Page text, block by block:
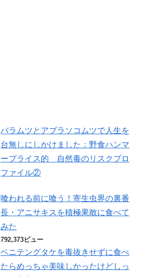
バラムツとアブラソコムツで人生を
台無しにしかけました：野食ハンマ
ープライス的 自然毒のリスクプロ
ファイル②
喰われる前に喰う！寄生虫界の裏番
長・アニサキスを積極果敢に食べて
みた
792,373ビュー
ベニテングタケを毒抜きせずに食べ
たらめっちゃ美味しかったけどしっ